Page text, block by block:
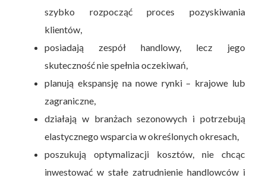
szybko rozpocząć proces pozyskiwania
klientów,
posiadają zespół handlowy, lecz jego
skuteczność nie spełnia oczekiwań,
planują ekspansję na nowe rynki – krajowe lub
zagraniczne,
działają w branżach sezonowych i potrzebują
elastycznego wsparcia w określonych okresach,
poszukują optymalizacji kosztów, nie chcąc
inwestować w stałe zatrudnienie handlowców i